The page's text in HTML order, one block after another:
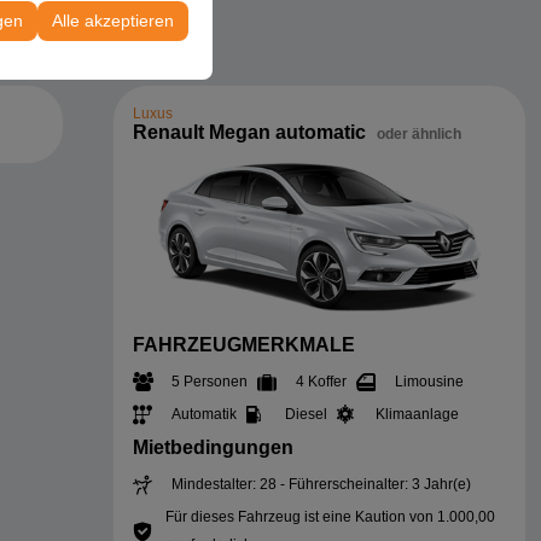
Alle akzeptieren
Luxus
Renault Megan automatic oder ähnlich
FAHRZEUGMERKMALE
5 Personen 4 Koffer
Limousine
Automatik
Diesel Klimaanlage
Mietbedingungen
Mindestalter: 28 - Führerscheinalter: 3 Jahr(e)
Für dieses Fahrzeug ist eine Kaution von 1.000,00